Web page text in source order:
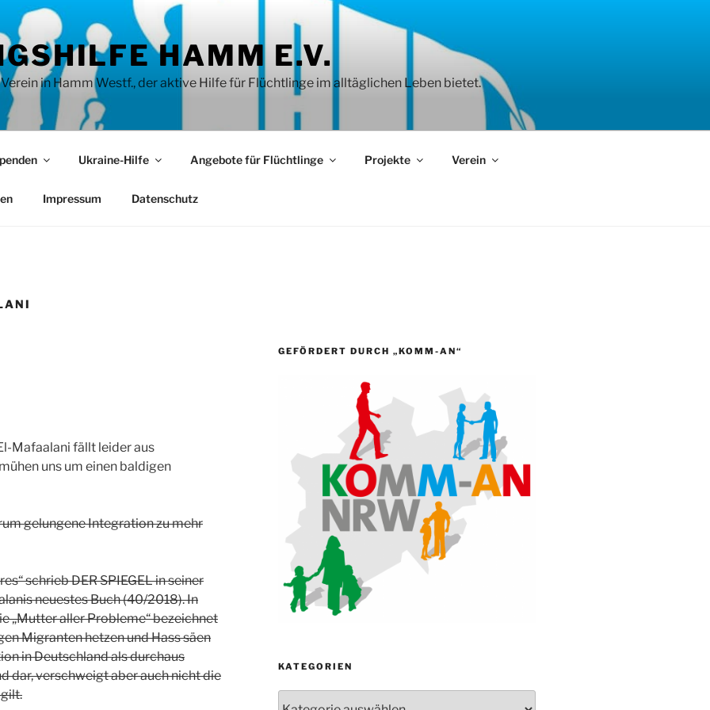
HAMM E.V.
in Hamm Westf., der aktive Hilfe für Flüchtlinge im alltäglichen Leben bietet.
Ukraine-Hilfe Angebote für Flüchtlinge Projekte Verein
Impressum Datenschutz
Mafaalani fällt leider aus
uns um einen baldigen
gelungene Integration zu mehr
schrieb DER SPIEGEL in seiner
neuestes Buch (40/2018). In
„Mutter aller Probleme“ bezeichnet
Migranten hetzen und Hass säen
in Deutschland als durchaus
dar, verschweigt aber auch nicht die
GEFÖRDERT DURCH „KOMM-AN“
KATEGORIEN